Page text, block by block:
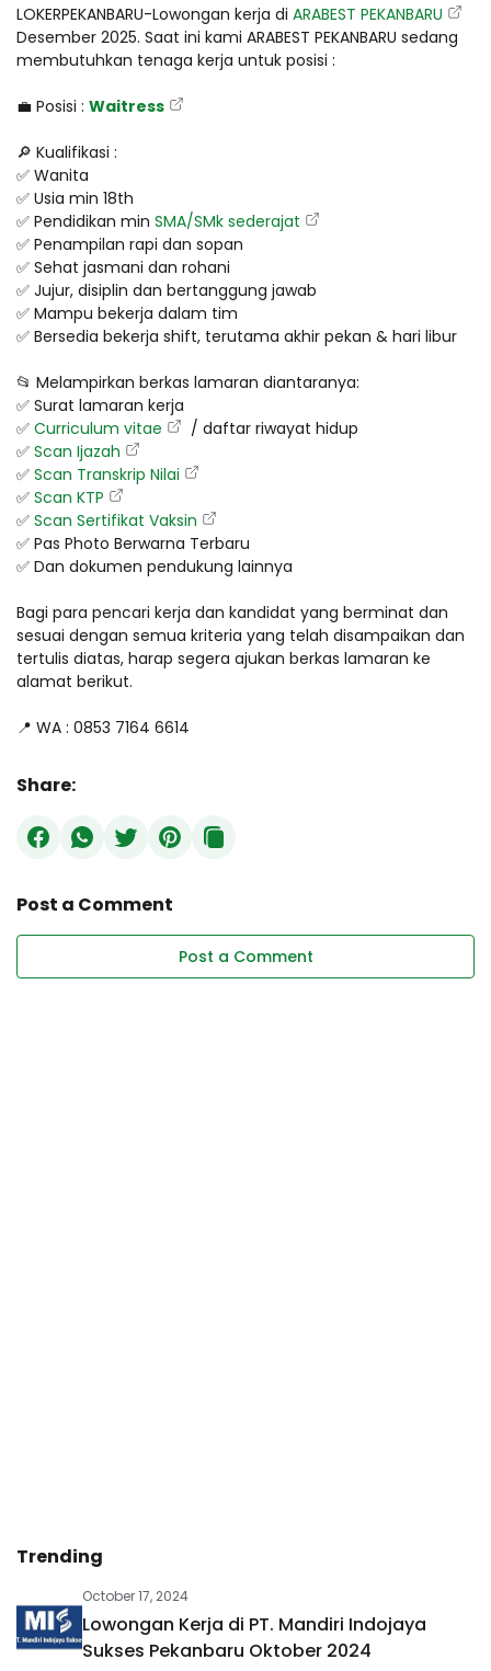
LOKERPEKANBARU-Lowongan kerja di ARABEST PEKANBARU
Desember 2025. Saat ini kami ARABEST PEKANBARU sedang
membutuhkan tenaga kerja untuk posisi :
💼 Posisi : Waitress
🔎 Kualifikasi :
✅ Wanita
✅ Usia min 18th
✅ Pendidikan min SMA/SMk sederajat
✅ Penampilan rapi dan sopan
✅ Sehat jasmani dan rohani
✅ Jujur, disiplin dan bertanggung jawab
✅ Mampu bekerja dalam tim
✅ Bersedia bekerja shift, terutama akhir pekan & hari libur
📂 Melampirkan berkas lamaran diantaranya:
✅ Surat lamaran kerja
✅ Curriculum vitae
/ daftar riwayat hidup
✅ Scan Ijazah
✅ Scan Transkrip Nilai
✅ Scan KTP
✅ Scan Sertifikat Vaksin
✅ Pas Photo Berwarna Terbaru
✅ Dan dokumen pendukung lainnya
Bagi para pencari kerja dan kandidat yang berminat dan
sesuai dengan semua kriteria yang telah disampaikan dan
tertulis diatas, harap segera ajukan berkas lamaran ke
alamat berikut.
📍 WA : 0853 7164 6614
Share:
Post a Comment
Post a Comment
Trending
October 17, 2024
Lowongan Kerja di PT. Mandiri Indojaya
Sukses Pekanbaru Oktober 2024